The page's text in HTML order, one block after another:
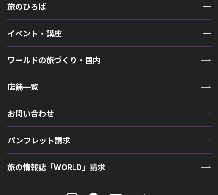
旅のひろば
イベント・講座
ワールドの旅づくり・国内
店舗一覧
お問い合わせ
パンフレット請求
旅の情報誌「WORLD」請求